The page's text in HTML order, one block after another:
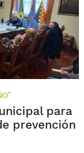
para
prevención